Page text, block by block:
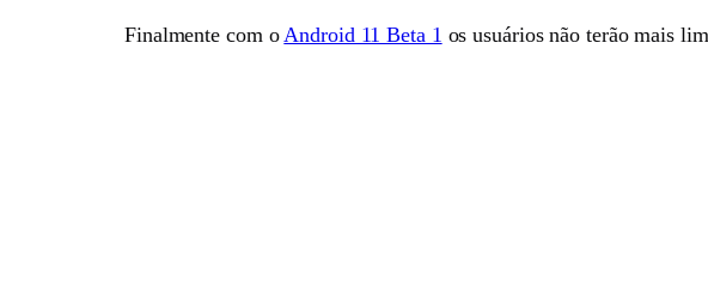
Finalmente com o Android 11 Beta 1 os usuários não terão mais